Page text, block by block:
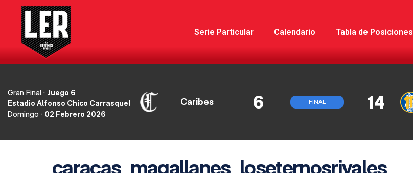
Serie Particular Calendario Tabla de Posiciones
Gran Final · Juego 6
Estadio Alfonso Chico Carrasquel
Domingo · 02 Febrero 2026
Caribes 6 FINAL 14
caracas_magallanes_loseternosrivales